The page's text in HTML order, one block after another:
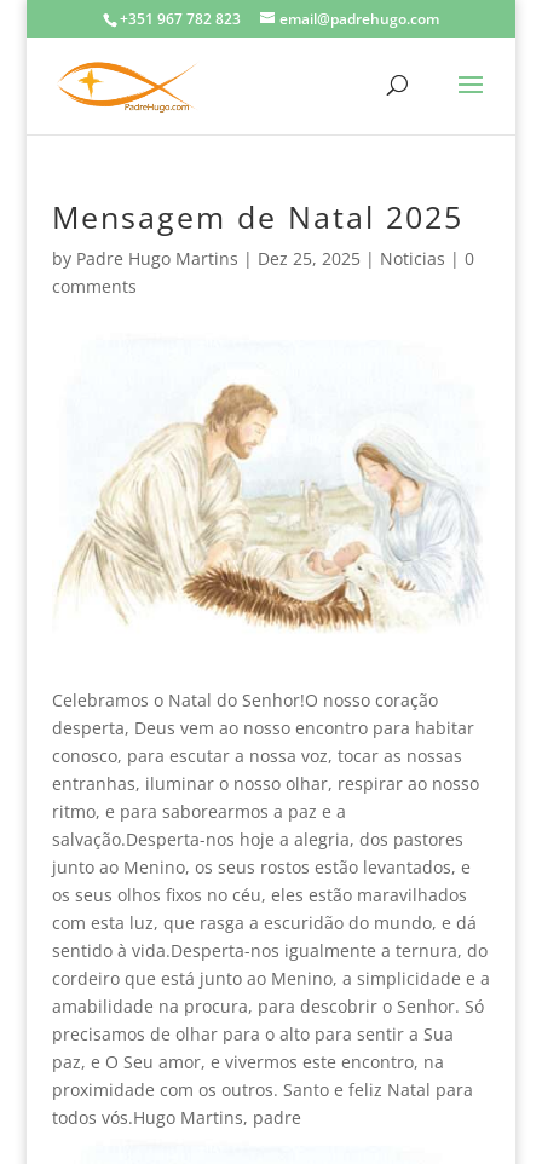
+351 967 782 823 email@padrehugo.com
Mensagem de Natal 2025
by Padre Hugo Martins | Dez 25, 2025| Noticias | 0
comments
Celebramos o Natal do Senhor!O nosso coração
desperta, Deus vem ao nosso encontro para habitar
conosco, para escutar a nossa voz, tocar as nossas
entranhas, iluminar o nosso olhar, respirar ao nosso
ritmo, e para saborearmos a paz e a
salvação.Desperta-nos hoje a alegria, dos pastores
junto ao Menino, os seus rostos estão levantados, e
os seus olhos fixos no céu, eles estão maravilhados
com esta luz, que rasga a escuridão do mundo, e dá
sentido à vida.Desperta-nos igualmente a ternura, do
cordeiro que está junto ao Menino, a simplicidade e a
amabilidade na procura, para descobrir o Senhor. Só
precisamos de olhar para o alto para sentir a Sua
paz, e O Seu amor, e vivermos este encontro, na
proximidade com os outros. Santo e feliz Natal para
todos vós.Hugo Martins, padre